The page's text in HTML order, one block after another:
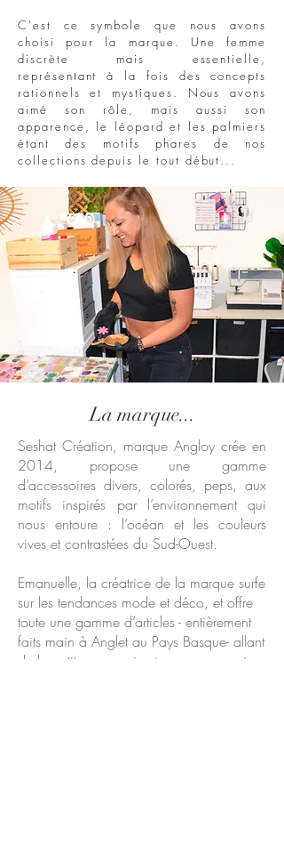
C'est ce symbole que nous avons
choisi pour la marque. Une femme
discrète mais essentielle,
représentant à la fois des concepts
rationnels et mystiques. Nous avons
aimé son rôle, mais aussi son
apparence, le léopard et les palmiers
étant des motifs phares de nos
collections depuis le tout début...
La marque...
Seshat Création, marque Angloy crée en
2014, propose une gamme
d’accessoires divers, colorés, peps, aux
motifs inspirés par l’environnement qui
nous entoure : l’océan et les couleurs
vives et contrastées du Sud-Ouest.
Emanuelle, la créatrice de la marque surfe
sur les tendances mode et déco, et offre
toute une gamme d’articles - entièrement
faits main à Anglet au Pays Basque- allant
de la petite maroquinerie aux accessoires